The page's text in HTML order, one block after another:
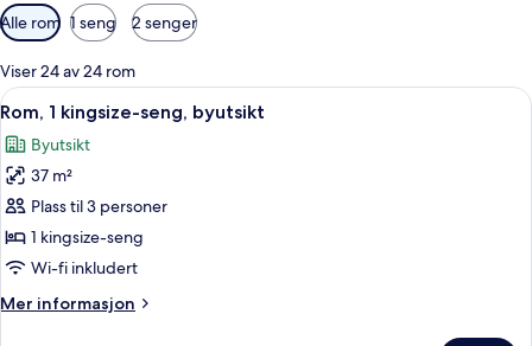
Tilgjengelige
filtre
for
rom
Alle rom 1 seng 2 senger
Viser 24 av 24 rom
Åpne
alle
bildene
av
Rom,
1
kingsize-
byutsikt
Sengetøy av topp kvalitet,
9
Rom, 1 kingsize-seng, byutsikt
Byutsikt
37 m²
Plass til 3 personer
1 kingsize-seng
Wi-fi inkludert
Mer informasjon
Mer